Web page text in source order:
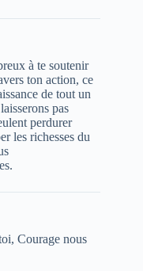
à te soutenir
ton action, ce
de tout un
pas
perdurer
les richesses du
Courage nous